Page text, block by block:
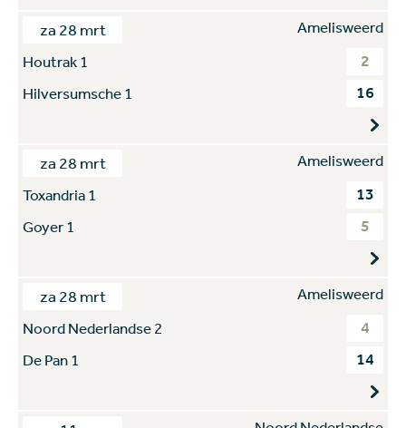
za 28 mrt
Amelisweerd
Houtrak 1
2
Hilversumsche 1 16
za 28 mrt
Amelisweerd
Toxandria 1
13
Goyer 1 5
za 28 mrt
Amelisweerd
Noord Nederlandse 2
4
De Pan 1 14